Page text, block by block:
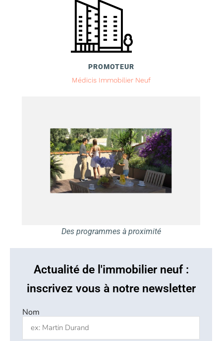
PROMOTEUR
Médicis Immobilier Neuf
Des programmes à proximité
Actualité de l'immobilier neuf :
inscrivez vous à notre newsletter
Nom